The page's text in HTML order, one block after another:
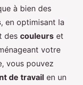
à bien des
, en optimisant la
des couleurs et
votre
vous pouvez
de travail en un